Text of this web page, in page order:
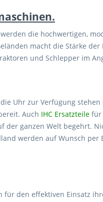
die hochwertigen,
macht die Stärke der
und Schlepper im
Uhr zur Verfügung
Auch IHC Ersatzteile für
der ganzen Welt begehrt.
werden auf Wunsch per
den effektiven Einsatz